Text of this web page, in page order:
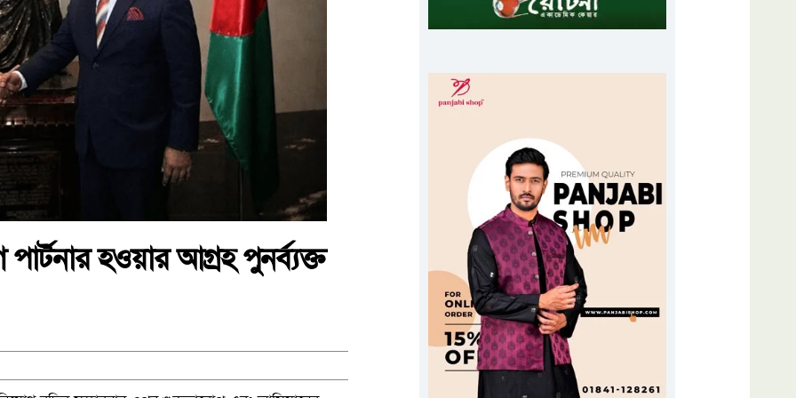
হওয়ার আগ্রহ পুনর্ব্যক্ত